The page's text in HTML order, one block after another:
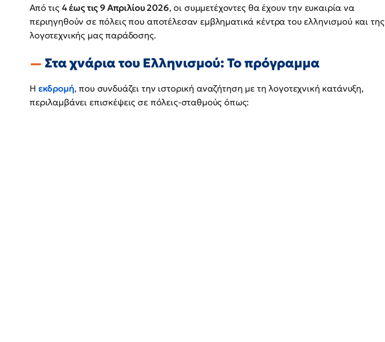
Από τις 4 έως τις 9 Απριλίου 2026, οι συμμετέχοντες θα έχουν την ευκαιρία να
περιηγηθούν σε πόλεις που αποτέλεσαν εμβληματικά κέντρα του ελληνισμού και της
λογοτεχνικής μας παράδοσης.
Στα χνάρια του Ελληνισμού: Το πρόγραμμα
Η εκδρομή, που συνδυάζει την ιστορική αναζήτηση με τη λογοτεχνική κατάνυξη,
περιλαμβάνει επισκέψεις σε πόλεις-σταθμούς όπως: